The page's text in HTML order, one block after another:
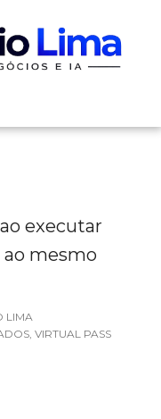
executar
ao mesmo
LIMA
, VIRTUAL PASS